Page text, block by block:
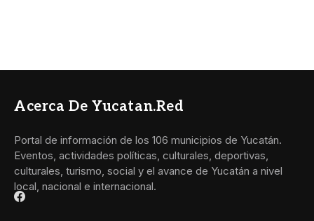
Acerca De Yucatan.red
Portal de información de los 106 municipios de Yucatán.
Eventos, actividades políticas, culturales, deportivas,
culturales, turismo, social y el avance de Yucatán a nivel
local, nacional e internacional.